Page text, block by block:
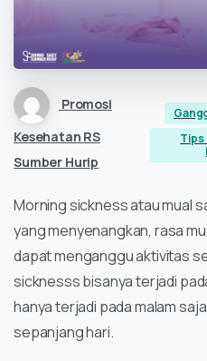
Promosi
Kesehatan RS
Sumber Hurip
Tips
Morning sickness atau mual
yang menyenangkan, rasa
dapat menganggu aktivitas
sicknesss bisanya terjadi
hanya terjadi pada malam
sepanjang hari.